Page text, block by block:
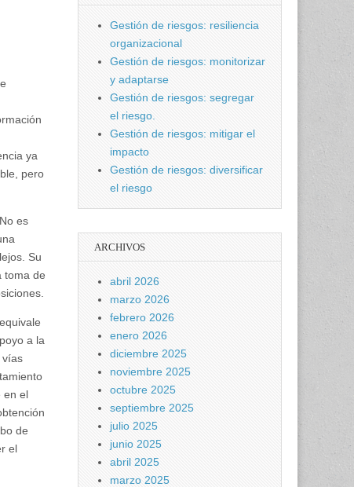
ya
pero
es
Su
toma de
a la
vías
en el
de
el
Gestión de riesgos: resiliencia
organizacional
Gestión de riesgos: monitorizar
y adaptarse
Gestión de riesgos: segregar
el riesgo.
Gestión de riesgos: mitigar el
impacto
Gestión de riesgos: diversificar
el riesgo
ARCHIVOS
abril 2026
marzo 2026
febrero 2026
enero 2026
diciembre 2025
noviembre 2025
octubre 2025
septiembre 2025
julio 2025
junio 2025
abril 2025
marzo 2025